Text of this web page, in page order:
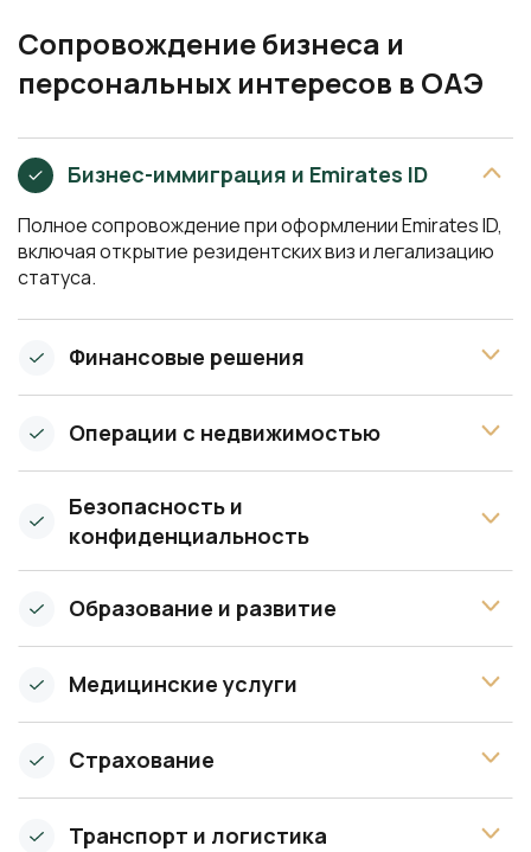
Сопровождение бизнеса и
персональных интересов в ОАЭ
Бизнес-иммиграция и Emirates ID
Полное сопровождение при оформлении Emirates ID,
включая открытие резидентских виз и легализацию
статуса.
Финансовые решения
Операции с недвижимостью
Безопасность и
конфиденциальность
Образование и развитие
Медицинские услуги
Страхование
Транспорт и логистика